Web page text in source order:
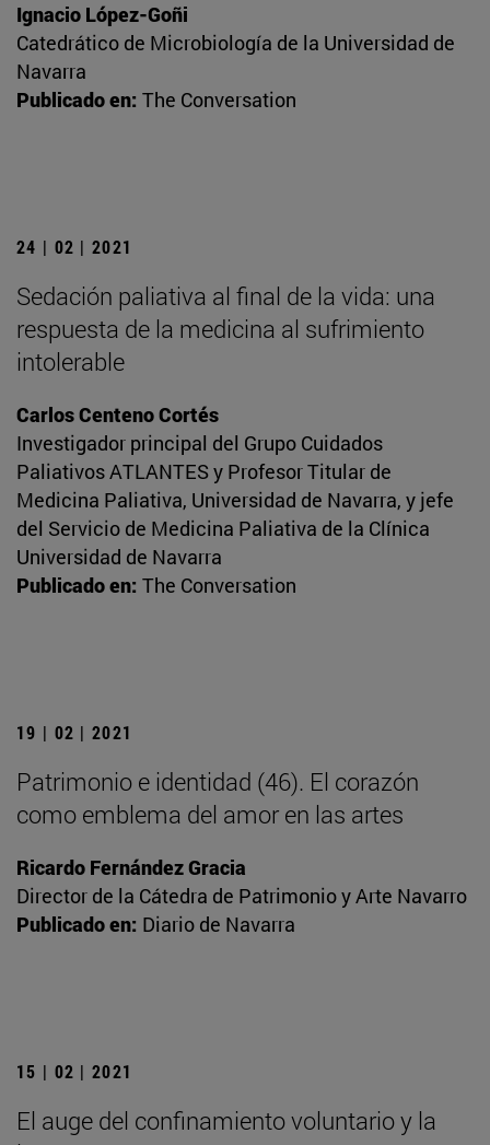
Ignacio López-Goñi
Catedrático de Microbiología de la Universidad de
Navarra
Publicado en: The Conversation
24 | 02 | 2021
Sedación paliativa al final de la vida: una
respuesta de la medicina al sufrimiento
intolerable
Carlos Centeno Cortés
Investigador principal del Grupo Cuidados
Paliativos ATLANTES y Profesor Titular de
Medicina Paliativa, Universidad de Navarra, y jefe
del Servicio de Medicina Paliativa de la Clínica
Universidad de Navarra
Publicado en: The Conversation
19 | 02 | 2021
Patrimonio e identidad (46). El corazón
como emblema del amor en las artes
Ricardo Fernández Gracia
Director de la Cátedra de Patrimonio y Arte Navarro
Publicado en: Diario de Navarra
15 | 02 | 2021
El auge del confinamiento voluntario y la